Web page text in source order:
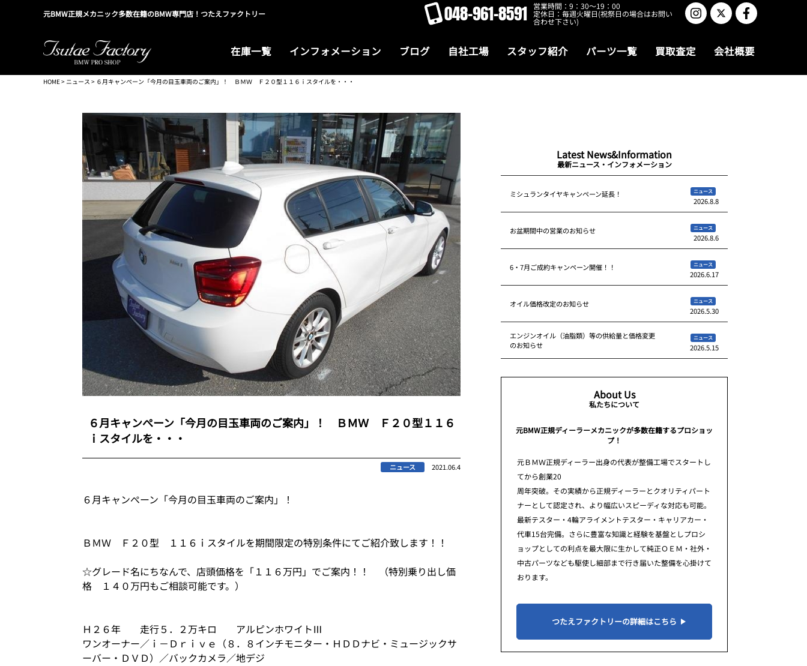
元BMW正規メカニック多数在籍のBMW専門店！つたえファクトリー 048-961-8591 営業時間：9：30～19：00
定休日：毎週火曜日(祝祭日の場合はお問い
合わせ下さい)
在庫一覧 インフォメーション ブログ 自社工場 スタッフ紹介 パーツ一覧 買取査定 会社概要
HOME> ニュース > ６月キャンぺーン「今月の目玉車両のご案内」！ ＢＭＷ Ｆ２０型１１６ｉスタイルを・・・
６月キャンぺーン「今月の目玉車両のご案内」！ ＢＭＷ Ｆ２０型１１６
ｉスタイルを・・・
ニュース 2021.06.4
６月キャンぺーン「今月の目玉車両のご案内」！
ＢＭＷ Ｆ２０型 １１６ｉスタイルを期間限定の特別条件にてご紹介致します！！
☆グレード名にちなんで、店頭価格を「１１６万円」でご案内！！ （特別乗り出し価
格 １４０万円もご相談可能です。）
Ｈ２６年 走行５．２万キロ アルピンホワイトⅢ
ワンオーナー／ｉ－Ｄｒｉｖｅ（８．８インチモニター・ＨＤＤナビ・ミュージックサ
ーバー・ＤＶＤ）／バックカメラ／地デジ
Latest News&Information
最新ニュース・インフォメーション
ミシュランタイヤキャンペーン延長！ ニュース
2026.8.8
お盆期間中の営業のお知らせ ニュース
2026.8.6
6・7月ご成約キャンペーン開催！！ ニュース
2026.6.17
オイル価格改定のお知らせ ニュース
2026.5.30
エンジンオイル（油脂類）等の供給量と価格変更
のお知らせ
ニュース
2026.5.15
About Us
私たちについて
元BMW正規ディーラーメカニックが多数在籍するプロショッ
プ！
元ＢＭＷ正規ディーラー出身の代表が整備工場でスタートし
てから創業20
周年突破。その実績から正規ディーラーとクオリティパート
ナーとして認定され、より幅広いスピーディな対応も可能。
最新テスター・4輪アライメントテスター・キャリアカー・
代車15台完備。さらに豊富な知識と経験を基盤としプロシ
ョップとしての利点を最大限に生かして純正ＯＥＭ・社外・
中古パーツなども駆使し細部まで行き届いた整備を心掛けて
おります。
つたえファクトリーの詳細はこちら